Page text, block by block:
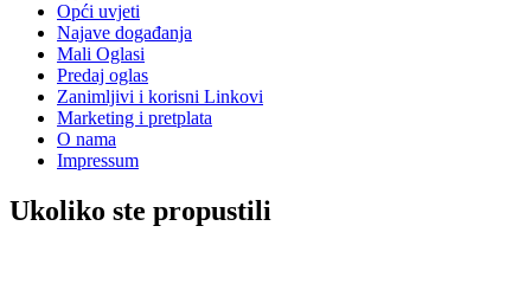
Opći uvjeti
Najave događanja
Mali Oglasi
Predaj oglas
Zanimljivi i korisni Linkovi
Marketing i pretplata
O nama
Impressum
Ukoliko ste propustili